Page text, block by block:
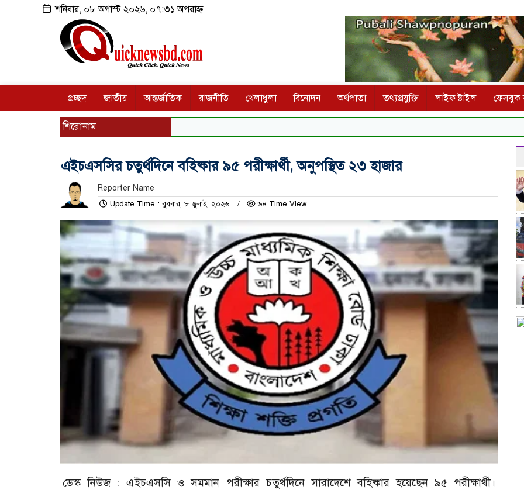
শনিবার, ০৮ অগাস্ট ২০২৬, ০৭:৩১ অপরাহ্ন
প্রচ্ছদ জাতীয় আন্তর্জাতিক রাজনীতি খেলাধুলা বিনোদন অর্থপাতা তথ্যপ্রযুক্তি লাইফ ষ্টাইল ফেসবুক
শিরোনাম
এইচএসসির চতুর্থদিনে বহিষ্কার ৯৫ পরীক্ষার্থী, অনুপস্থিত ২৩ হাজার
Reporter Name
Update Time : বুধবার, ৮ জুলাই, ২০২৬ ৬৪ Time View
ডেস্ক নিউজ : এইচএসসি ও সমমান পরীক্ষার চতুর্থদিনে সারাদেশে বহিষ্কার হয়েছেন ৯৫ পরীক্ষার্থী।